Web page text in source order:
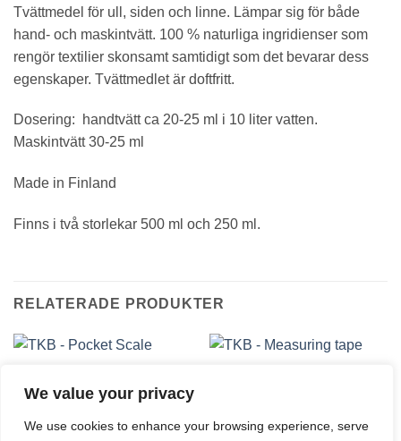
We value your privacy
We use cookies to enhance your browsing experience, serve
Tvättmedel för ull, siden och linne. Lämpar sig för både
hand- och maskintvätt. 100 % naturliga ingridienser som
rengör textilier skonsamt samtidigt som det bevarar dess
egenskaper. Tvättmedlet är doftfritt.
Dosering: handtvätt ca 20-25 ml i 10 liter vatten.
Maskintvätt 30-25 ml
Made in Finland
Finns i två storlekar 500 ml och 250 ml.
RELATERADE PRODUKTER
TKB – Pocket Scale
14,10
€